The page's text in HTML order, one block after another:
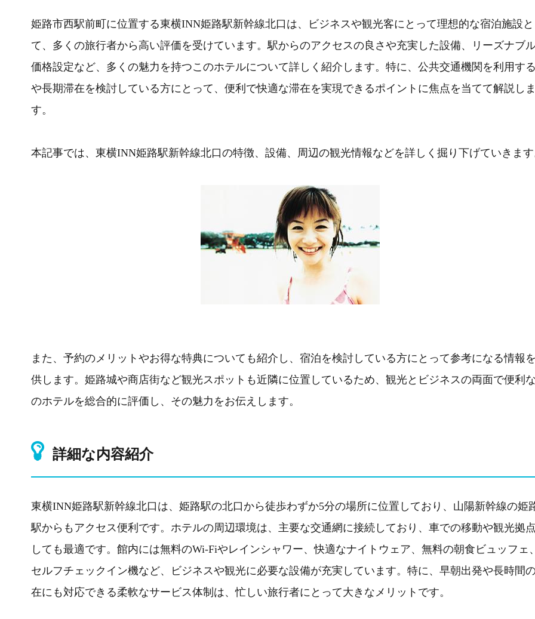
姫路市西駅前町に位置する東横INN姫路駅新幹線北口は、ビジネスや観光客にとって理想的な宿泊施設と
て、多くの旅行者から高い評価を受けています。駅からのアクセスの良さや充実した設備、リーズナブ
価格設定など、多くの魅力を持つこのホテルについて詳しく紹介します。特に、公共交通機関を利用す
や長期滞在を検討している方にとって、便利で快適な滞在を実現できるポイントに焦点を当てて解説しま
す。
本記事では、東横INN姫路駅新幹線北口の特徴、設備、周辺の観光情報などを詳しく掘り下げていきます
また、予約のメリットやお得な特典についても紹介し、宿泊を検討している方にとって参考になる情報
供します。姫路城や商店街など観光スポットも近隣に位置しているため、観光とビジネスの両面で便利
のホテルを総合的に評価し、その魅力をお伝えします。
詳細な内容紹介
東横INN姫路駅新幹線北口は、姫路駅の北口から徒歩わずか5分の場所に位置しており、山陽新幹線の姫
駅からもアクセス便利です。ホテルの周辺環境は、主要な交通網に接続しており、車での移動や観光拠
しても最適です。館内には無料のWi-Fiやレインシャワー、快適なナイトウェア、無料の朝食ビュッフェ、
セルフチェックイン機など、ビジネスや観光に必要な設備が充実しています。特に、早朝出発や長時間
在にも対応できる柔軟なサービス体制は、忙しい旅行者にとって大きなメリットです。